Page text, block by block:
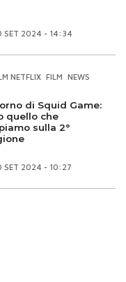
SET 2024 - 14:34
NETFLIX FILM NEWS
di Squid Game:
quello che
sulla 2°
SET 2024 - 10:27